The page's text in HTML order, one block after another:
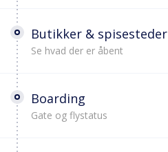
Butikker & spisesteder
Se hvad der er åbent
Boarding
Gate og flystatus